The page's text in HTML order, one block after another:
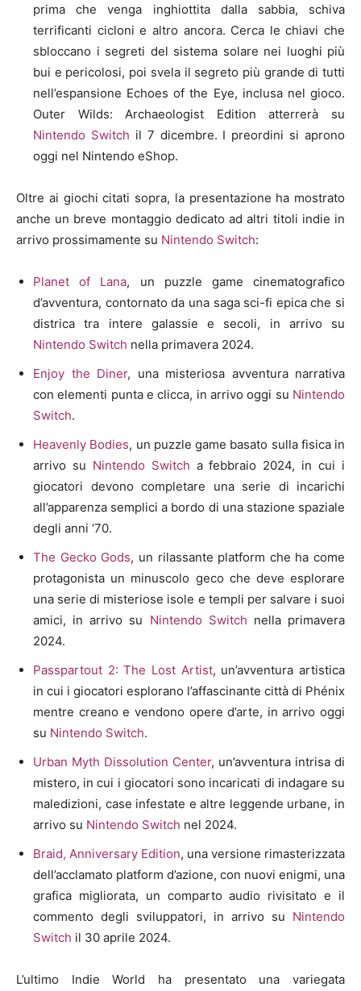
prima che venga inghiottita dalla sabbia, schiva
terrificanti cicloni e altro ancora. Cerca le chiavi che
sbloccano i segreti del sistema solare nei luoghi più
bui e pericolosi, poi svela il segreto più grande di tutti
nell’espansione Echoes of the Eye, inclusa nel gioco.
Outer Wilds: Archaeologist Edition atterrerà su
Nintendo Switch il 7 dicembre. I preordini si aprono
oggi nel Nintendo eShop.
Oltre ai giochi citati sopra, la presentazione ha mostrato
anche un breve montaggio dedicato ad altri titoli indie in
arrivo prossimamente su Nintendo Switch:
Planet of Lana, un puzzle game cinematografico
d’avventura, contornato da una saga sci-fi epica che si
districa tra intere galassie e secoli, in arrivo su
Nintendo Switch nella primavera 2024.
Enjoy the Diner, una misteriosa avventura narrativa
con elementi punta e clicca, in arrivo oggi su Nintendo
Switch.
Heavenly Bodies, un puzzle game basato sulla fisica in
arrivo su Nintendo Switch a febbraio 2024, in cui i
giocatori devono completare una serie di incarichi
all’apparenza semplici a bordo di una stazione spaziale
degli anni ‘70.
The Gecko Gods, un rilassante platform che ha come
protagonista un minuscolo geco che deve esplorare
una serie di misteriose isole e templi per salvare i suoi
amici, in arrivo su Nintendo Switch nella primavera
2024.
Passpartout 2: The Lost Artist, un’avventura artistica
in cui i giocatori esplorano l’affascinante città di Phénix
mentre creano e vendono opere d’arte, in arrivo oggi
su Nintendo Switch.
Urban Myth Dissolution Center, un’avventura intrisa di
mistero, in cui i giocatori sono incaricati di indagare su
maledizioni, case infestate e altre leggende urbane, in
arrivo su Nintendo Switch nel 2024.
Braid, Anniversary Edition, una versione rimasterizzata
dell’acclamato platform d’azione, con nuovi enigmi, una
grafica migliorata, un comparto audio rivisitato e il
commento degli sviluppatori, in arrivo su Nintendo
Switch il 30 aprile 2024.
L’ultimo Indie World ha presentato una variegata